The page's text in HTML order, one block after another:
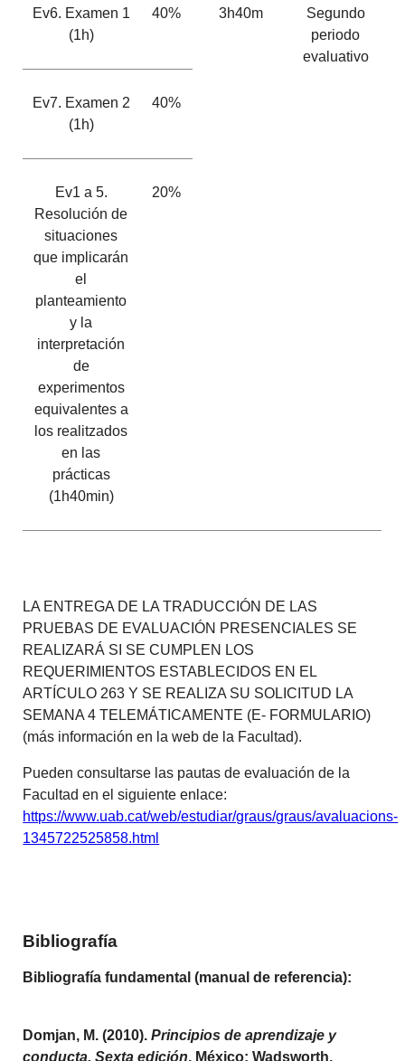
Ev6. Examen 1
(1h)
40% 3h40m
Segundo
periodo
evaluativo
Ev7. Examen 2
(1h)
40%
Ev1 a 5.
Resolución de
situaciones
que implicarán
el
planteamiento
y la
interpretación
de
experimentos
equivalentes a
los realitzados
en las
prácticas
(1h40min)
20%
LA ENTREGA DE LA TRADUCCIÓN DE LAS
PRUEBAS DE EVALUACIÓN PRESENCIALES SE
REALIZARÁ SI SE CUMPLEN LOS
REQUERIMIENTOS ESTABLECIDOS EN EL
ARTÍCULO 263 Y SE REALIZA SU SOLICITUD LA
SEMANA 4 TELEMÁTICAMENTE (E- FORMULARIO)
(más información en la web de la Facultad).
Pueden consultarse las pautas de evaluación de la
Facultad en el siguiente enlace:
https://www.uab.cat/web/estudiar/graus/graus/avaluacions-
1345722525858.html
Bibliografía
Bibliografía fundamental (manual de referencia):
Domjan, M. (2010).Principios de aprendizaje y
conducta. Sexta edición. México: Wadsworth,